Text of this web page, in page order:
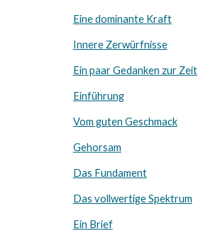
Eine dominante Kraft
Innere Zerwürfnisse
Ein paar Gedanken zur Zeit
Einführung
Vom guten Geschmack
Gehorsam
Das Fundament
Das vollwertige Spektrum
Ein Brief